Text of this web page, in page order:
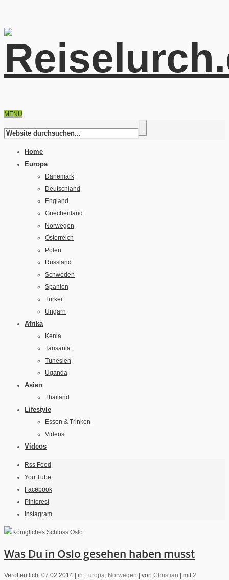
MENU
Home
Europa
Dänemark
Deutschland
England
Griechenland
Norwegen
Österreich
Polen
Russland
Schweden
Spanien
Türkei
Ungarn
Afrika
Kenia
Tansania
Tunesien
Uganda
Asien
Thailand
Lifestyle
Essen & Trinken
Videos
Videos
Rss Feed
You Tube
Facebook
Pinterest
Instagram
Was Du in Oslo gesehen haben musst
Veröffentlicht 07.02.2014 | in Europa, Norwegen von Christian mit2